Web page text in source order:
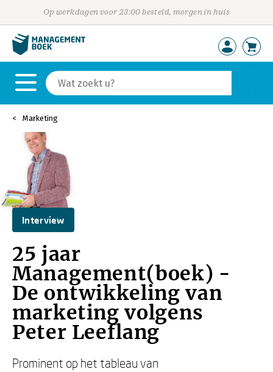
Op werkdagen voor 23:00 besteld, morgen in huis
Marketing
Interview
25 jaar
Management(boek) -
De ontwikkeling van
marketing volgens
Peter Leeflang
Prominent op het tableau van